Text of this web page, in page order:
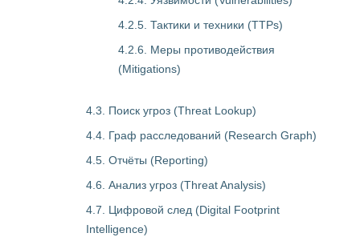
4.2.5. Тактики и техники (TTPs)
4.2.6. Меры противодействия
(Mitigations)
4.3. Поиск угроз (Threat Lookup)
4.4. Граф расследований (Research Graph)
4.5. Отчёты (Reporting)
4.6. Анализ угроз (Threat Analysis)
4.7. Цифровой след (Digital Footprint
Intelligence)